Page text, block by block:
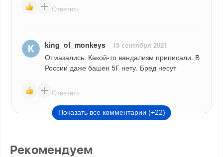
Ответить
king_of_monkeys 15 сентября 2021
Отмазались. Какой-то вандализм приписали. В
России даже башен 5Г нету. Бред несут
Ответить
Показать все комментарии (+22)
Рекомендуем